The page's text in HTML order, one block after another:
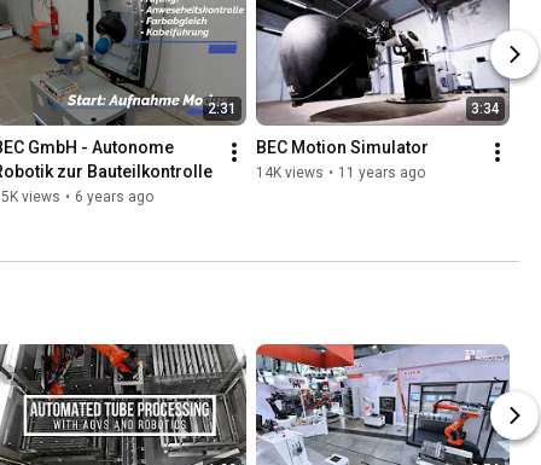
2:31
GmbH - Autonome
zur Bauteilkontrolle
views • 6 years ago
3:34
BEC Motion Simulator
14K views • 11 years ago